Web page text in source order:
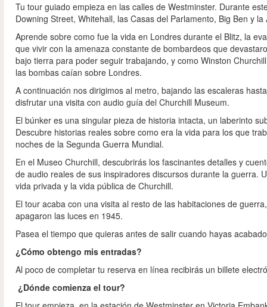
Tu tour guiado empieza en las calles de Westminster. Durante
Downing Street, Whitehall, las Casas del Parlamento, Big Ben y
Aprende sobre como fue la vida en Londres durante el Blitz, la
que vivir con la amenaza constante de bombardeos que
bajo tierra para poder seguir trabajando, y como Winston
las bombas caían sobre Londres.
A continuación nos dirigimos al metro, bajando las escaleras
disfrutar una visita con audio guía del Churchill Museum.
El búnker es una singular pieza de historia intacta, un laberinto
Descubre historias reales sobre como era la vida para los que
noches de la Segunda Guerra Mundial.
En el Museo Churchill, descubrirás los fascinantes detalles y
de audio reales de sus inspiradores discursos durante la guerra.
vida privada y la vida pública de Churchill.
El tour acaba con una visita al resto de las habitaciones de
apagaron las luces en 1945.
Pasea el tiempo que quieras antes de salir cuando hayas
¿Cómo obtengo mis entradas?
Al poco de completar tu reserva en línea recibirás un billete
¿Dónde comienza el tour?